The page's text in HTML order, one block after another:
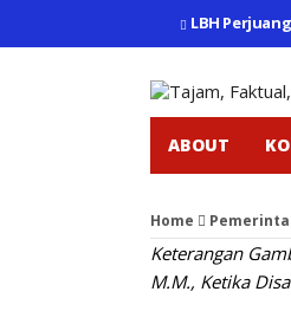
LBH
ABOUT
Home
Keterangan
M.M., Ketika